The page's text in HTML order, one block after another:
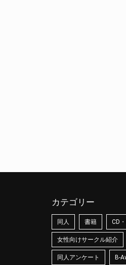
カテゴリー
同人 書籍 CD
女性向けサークル紹介
同人アンケート B-